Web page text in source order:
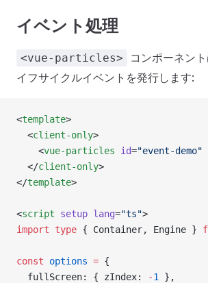
イベント処理
<vue-particles>
コンポーネン
イフサイクルイベントを発行します:
<template>
  <
client-only>
    <
vue-particles id="event-demo"
  </
client-only>
</template>
<script setup lang="ts">
import type { Container, Engine }
const options = {
  fullScreen: { zIndex:
-1
},